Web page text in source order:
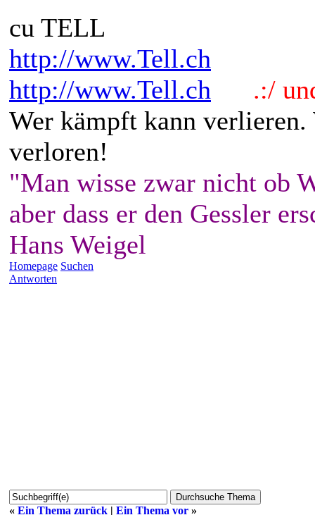
cu TELL
http://www.Tell.ch
http://www.Tell.ch
.:/
Wer kämpft kann
verloren!
"Man wisse zwar nicht ob
aber dass er den Gessler
Hans Weigel
Homepage Suchen
Antworten
« Ein Thema zurück | Ein Thema vor »